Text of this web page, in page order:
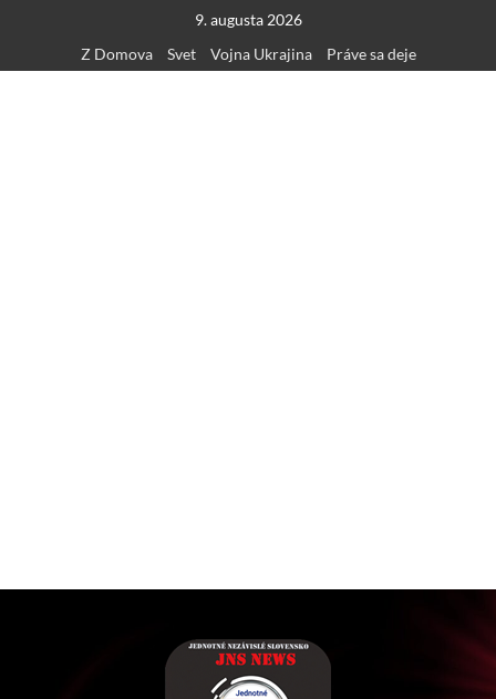
content
9. augusta 2026
Z Domova
Svet Vojna Ukrajina Práve sa deje